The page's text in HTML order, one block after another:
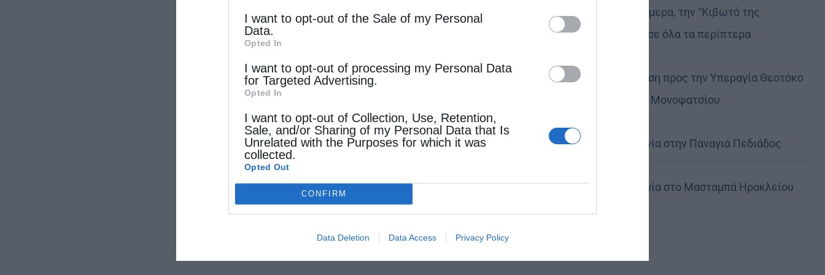
I want to opt-out of the Sale of my Personal
Data.
Opted In
I want to opt-out of processing my Personal Data
for Targeted Advertising.
Opted In
I want to opt-out of Collection, Use, Retention,
Sale, and/or Sharing of my Personal Data that Is
Unrelated with the Purposes for which it was
collected.
Opted Out
CONFIRM
Data Deletion Data Access Privacy Policy
Μη χάσετε σήμερα, την “Κιβωτό της
Ορθοδοξίας”, σε όλα τα περίπτερα
Ιερά Παράκληση προς την Υπεραγία Θεοτόκο
στα Φαβριανά Μονοφατσίου
Θεία Λειτουργία στην Παναγιά Πεδιάδος
Θεία Λειτουργία στο Μασταμπά Ηρακλείου